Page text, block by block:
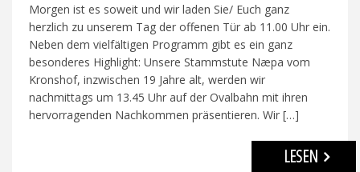
Morgen ist es soweit und wir laden Sie/ Euch ganz
herzlich zu unserem Tag der offenen Tür ab 11.00 Uhr ein.
Neben dem vielfältigen Programm gibt es ein ganz
besonderes Highlight: Unsere Stammstute Næpa vom
Kronshof, inzwischen 19 Jahre alt, werden wir
nachmittags um 13.45 Uhr auf der Ovalbahn mit ihren
hervorragenden Nachkommen präsentieren. Wir […]
LESEN